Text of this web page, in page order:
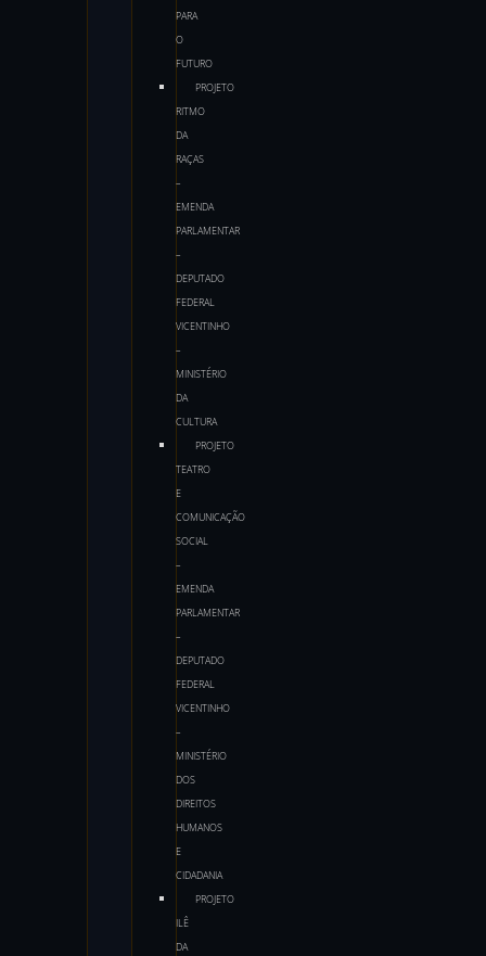
PARA
O
FUTURO
PROJETO
RITMO
DA
RAÇAS
–
EMENDA
PARLAMENTAR
–
DEPUTADO
FEDERAL
VICENTINHO
–
MINISTÉRIO
DA
CULTURA
PROJETO
TEATRO
E
COMUNICAÇÃO
SOCIAL
–
EMENDA
PARLAMENTAR
–
DEPUTADO
FEDERAL
VICENTINHO
–
MINISTÉRIO
DOS
DIREITOS
HUMANOS
E
CIDADANIA
PROJETO
ILÊ
DA